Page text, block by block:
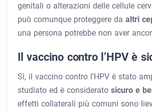
genitali o alterazioni delle cellule
può comunque proteggere da altri
una persona potrebbe non aver
Il vaccino contro l’HPV è
Sì, il vaccino contro l’HPV è stato
studiato ed è considerato sicuro e
effetti collaterali più comuni sono